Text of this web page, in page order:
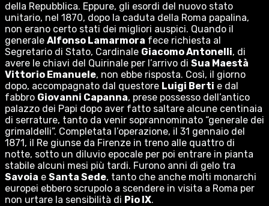
della Repubblica. Eppure, gli esordi del nuovo stato
unitario, nel 1870, dopo la caduta della Roma papalina,
non erano certo stati dei migliori auspici. Quando il
generale Alfonso Lamarmora fece richiesta al
Segretario di Stato, Cardinale Giacomo Antonelli, di
avere le chiavi del Quirinale per l’arrivo di Sua Maestà
Vittorio Emanuele, non ebbe risposta. Così, il giorno
dopo, accompagnato dal questore Luigi Berti e dal
fabbro Giovanni Capanna, prese possesso dell’antico
palazzo dei Papi dopo aver fatto saltare alcune centinaia
di serrature, tanto da venir soprannominato “generale dei
grimaldelli”. Completata l’operazione, il 31 gennaio del
1871, il Re giunse da Firenze in treno alle quattro di
notte, sotto un diluvio epocale per poi entrare in pianta
stabile alcuni mesi più tardi. Furono anni di gelo tra
Savoia e Santa Sede, tanto che anche molti monarchi
europei ebbero scrupolo a scendere in visita a Roma per
non urtare la sensibilità di Pio IX.